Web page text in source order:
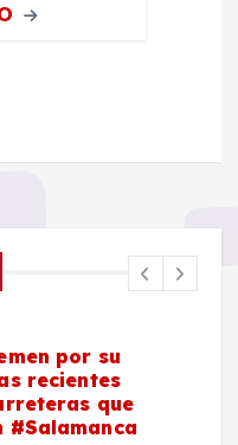
por su
recientes
que
#Salamanca